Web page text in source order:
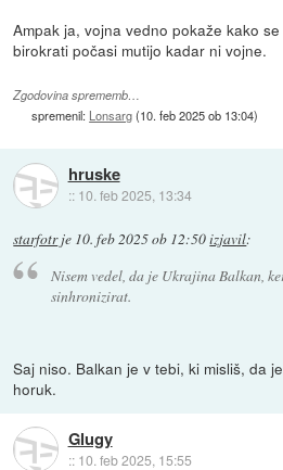
Ampak ja, vojna vedno pokaže kako
birokrati počasi mutijo kadar ni vojne.
Zgodovina sprememb…
spremenil: Lonsarg(10. feb 2025 ob 13:04)
hruske
:: 10. feb 2025, 13:34
starfotrje 10. feb 2025 ob 12:50izjavil:
Nisem vedel, da je Ukrajina Balkan,
sinhronizirat.
Saj niso. Balkan je v tebi, ki misliš, da
horuk.
Glugy
:: 10. feb 2025, 15:55